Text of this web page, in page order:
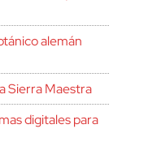
alemán
Sierra Maestra
digitales para